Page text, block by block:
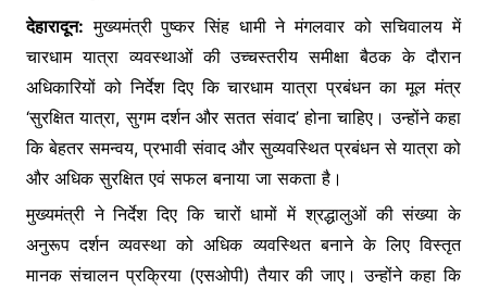
o
o
k
p
p
n
g
er
e
देहारादून: मुख्यमंत्री पुष्कर सिंह धामी ने मंगलवार को सचिवालय में
चारधाम यात्रा व्यवस्थाओं की उच्चस्तरीय समीक्षा बैठक के दौरान
अधिकारियों को निर्देश दिए कि चारधाम यात्रा प्रबंधन का मूल मंत्र
‘सुरक्षित यात्रा, सुगम दर्शन और सतत संवाद’ होना चाहिए। उन्होंने कहा
कि बेहतर समन्वय, प्रभावी संवाद और सुव्यवस्थित प्रबंधन से यात्रा को
और अधिक सुरक्षित एवं सफल बनाया जा सकता है।
मुख्यमंत्री ने निर्देश दिए कि चारों धामों में श्रद्धालुओं की संख्या के
अनुरूप दर्शन व्यवस्था को अधिक व्यवस्थित बनाने के लिए विस्तृत
मानक संचालन प्रक्रिया (एसओपी) तैयार की जाए। उन्होंने कहा कि